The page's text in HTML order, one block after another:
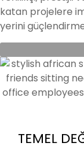
katan projelere
yerini
TEMEL